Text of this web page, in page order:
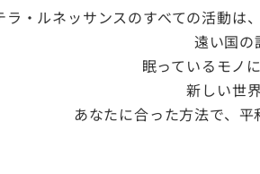
ラ・ルネッサンスのすべての活動は
遠い国の
眠っているモノ
新しい世
あなたに合った方法で、平